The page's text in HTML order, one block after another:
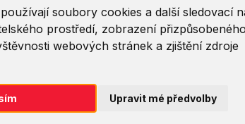
soubory cookies a další sledovací
prostředí, zobrazení
webových stránek a zjištění zdroje
Upravit mé předvolby